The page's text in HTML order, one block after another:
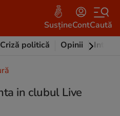
SusțineContCaută
Criză politică Opinii
in clubul Live